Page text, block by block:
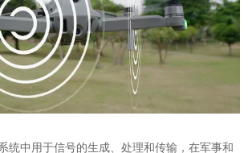
中用于信号的生成、处理和传输，在军事和